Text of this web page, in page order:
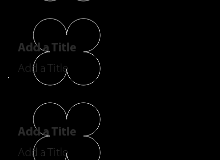
Add a Title
Add a Title
Add a Title
Add a Title